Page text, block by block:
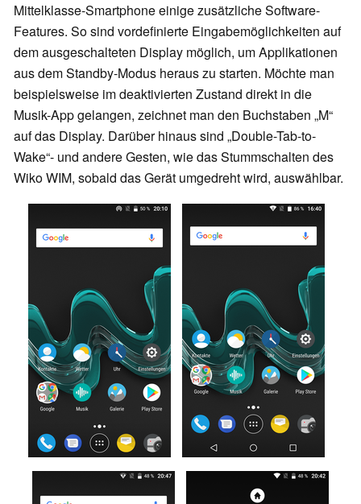
Mittelklasse-Smartphone einige zusätzliche Software-
Features. So sind vordefinierte Eingabemöglichkeiten auf
dem ausgeschalteten Display möglich, um Applikationen
aus dem Standby-Modus heraus zu starten. Möchte man
beispielsweise im deaktivierten Zustand direkt in die
Musik-App gelangen, zeichnet man den Buchstaben „M“
auf das Display. Darüber hinaus sind „Double-Tab-to-
Wake“- und andere Gesten, wie das Stummschalten des
Wiko WIM, sobald das Gerät umgedreht wird, auswählbar.